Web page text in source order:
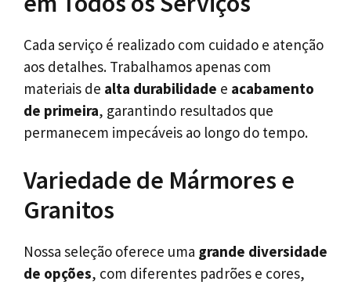
Cada serviço é realizado com cuidado e atenção
aos detalhes. Trabalhamos apenas com
materiais de alta durabilidade e acabamento
de primeira, garantindo resultados que
permanecem impecáveis ao longo do tempo.
Variedade de Mármores e
Granitos
Nossa seleção oferece uma grande diversidade
de opções, com diferentes padrões e cores,